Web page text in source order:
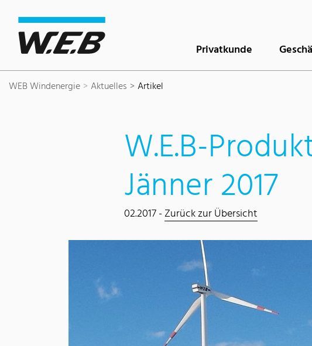
Privatkunde
WEB Windenergie Aktuelles Artikel
W.E.B-
Jänner 2017
02.2017 -Zurück zur Übersicht